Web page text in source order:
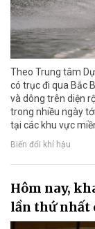
Theo Trung tâm
có trục đi qua Bắc
và dông trên diện
trong nhiều ngày
tại các khu vực
Biến đổi khí hậu
Hôm nay,
lần thứ nhất